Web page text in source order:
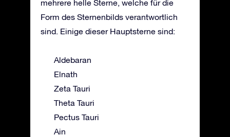
mehrere helle Sterne, welche für die
Form des Sternenbilds verantwortlich
sind. Einige dieser Hauptsterne sind:
Aldebaran
Elnath
Zeta Tauri
Theta Tauri
Pectus Tauri
Ain